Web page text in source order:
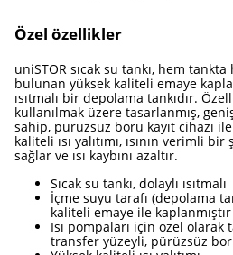
Özel özellikler
uniSTOR sıcak su tankı, hem
bulunan yüksek kaliteli emaye
ısıtmalı bir depolama tankıdır.
kullanılmak üzere tasarlanmış,
sahip, pürüzsüz boru kayıt cihazı ile
kaliteli ısı yalıtımı, ısının verimli
sağlar ve ısı kaybını azaltır.
Sıcak su tankı, dolaylı ısıtmalı
İçme suyu tarafı (depolama
kaliteli emaye ile kaplanmıştır
Isı pompaları için özel olarak
transfer yüzeyli, pürüzsüz